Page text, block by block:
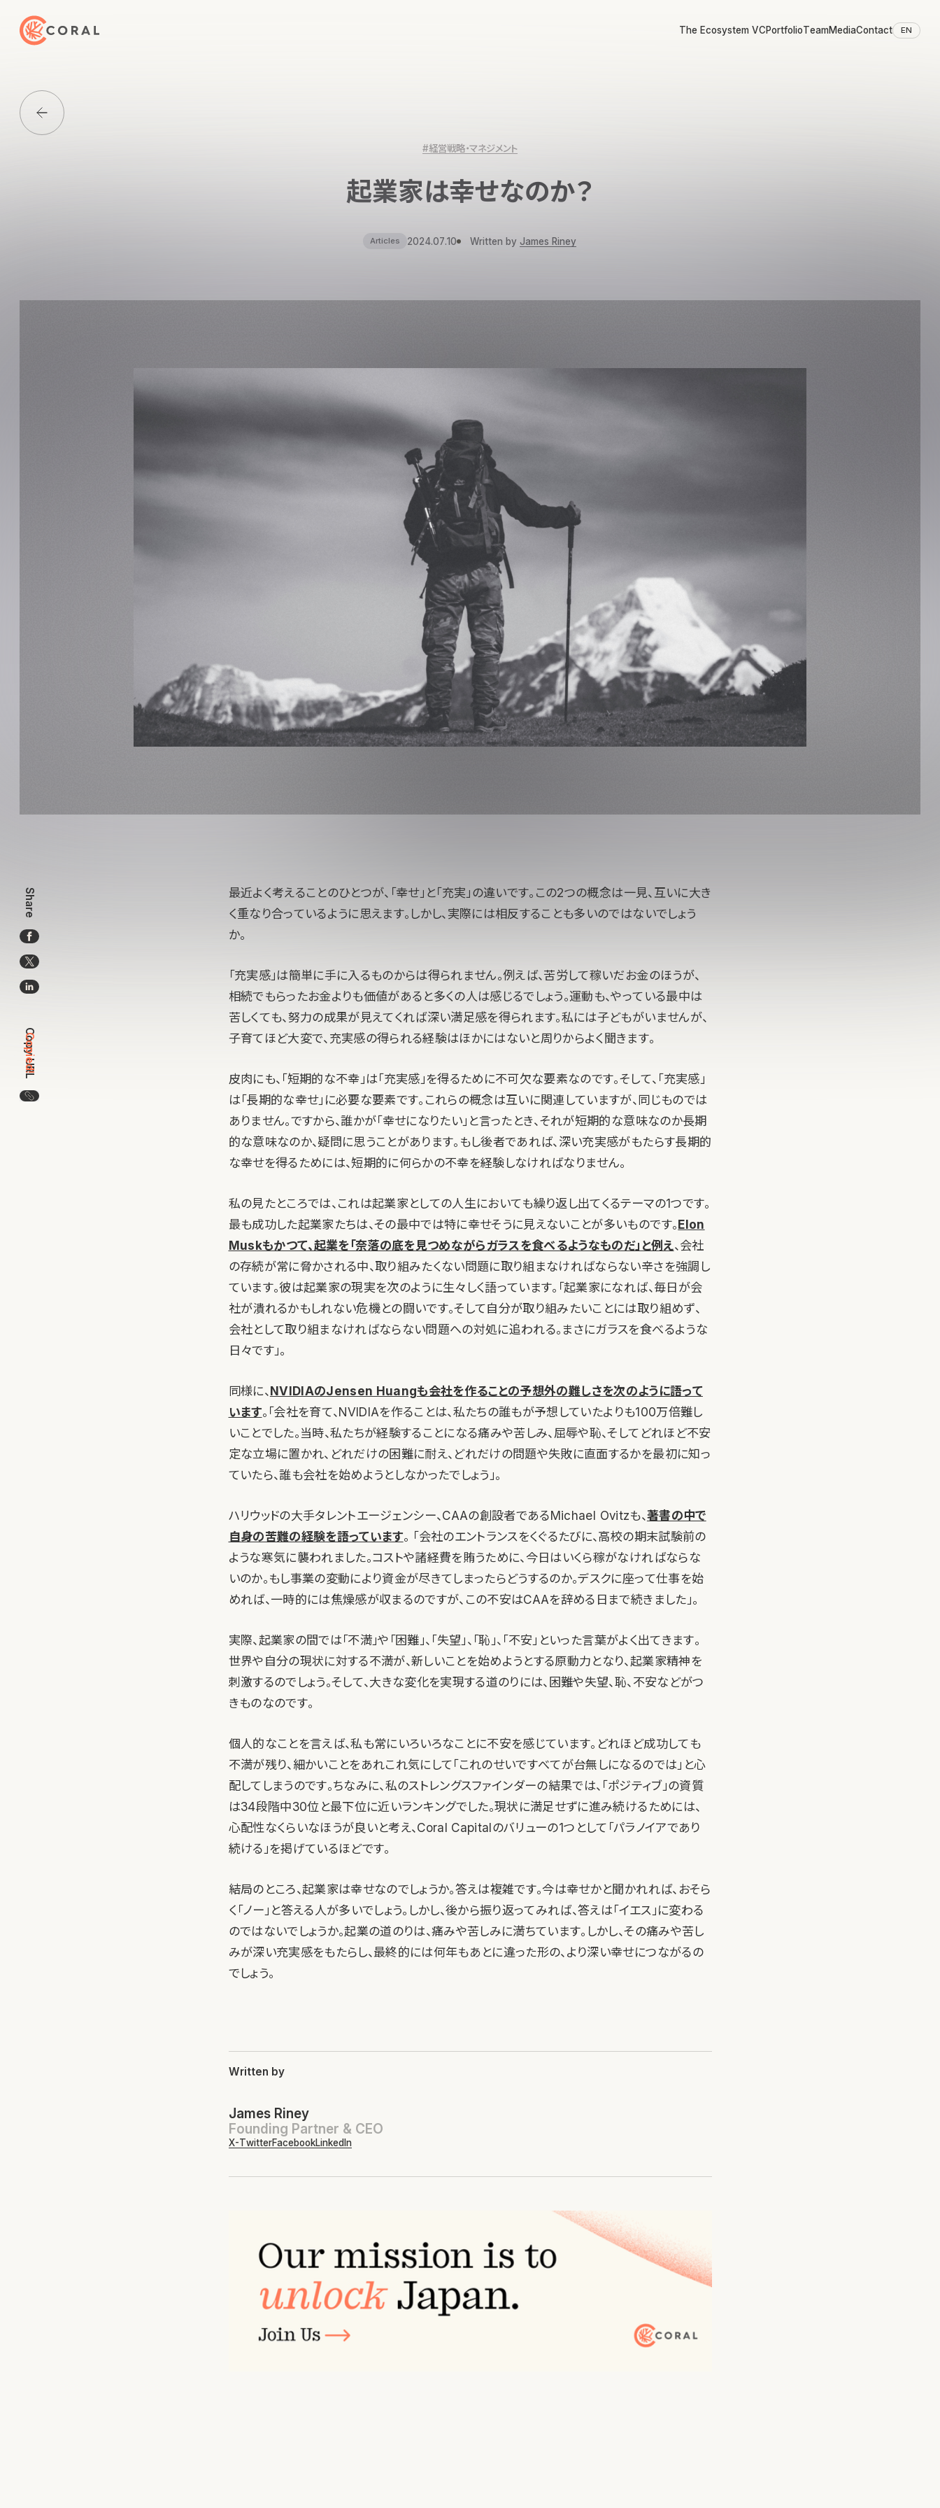
トップページへ戻る
The Ecosystem VCPortfolioTeamMediaContact EN
Media一覧に戻る
#経営戦略・マネジメント
起業家は幸せなのか？
Articles 2024.07.10 Written byJames Riney
Share
Copy URL
Copied!
この記事のURLをコピー
最近よく考えることのひとつが、「幸せ」と「充実」の違いです。この2つの概念は一見、互いに大き
く重なり合っているように思えます。しかし、実際には相反することも多いのではないでしょう
か。
「充実感」は簡単に手に入るものからは得られません。例えば、苦労して稼いだお金のほうが、
相続でもらったお金よりも価値があると多くの人は感じるでしょう。運動も、やっている最中は
苦しくても、努力の成果が見えてくれば深い満足感を得られます。私には子どもがいませんが、
子育てほど大変で、充実感の得られる経験はほかにはないと周りからよく聞きます。
皮肉にも、「短期的な不幸」は「充実感」を得るために不可欠な要素なのです。そして、「充実感」
は「長期的な幸せ」に必要な要素です。これらの概念は互いに関連していますが、同じものでは
ありません。ですから、誰かが「幸せになりたい」と言ったとき、それが短期的な意味なのか長期
的な意味なのか、疑問に思うことがあります。もし後者であれば、深い充実感がもたらす長期的
な幸せを得るためには、短期的に何らかの不幸を経験しなければなりません。
私の見たところでは、これは起業家としての人生においても繰り返し出てくるテーマの1つです。
最も成功した起業家たちは、その最中では特に幸せそうに見えないことが多いものです。Elon
Muskもかつて、起業を「奈落の底を見つめながらガラスを食べるようなものだ」と例え、会社
の存続が常に脅かされる中、取り組みたくない問題に取り組まなければならない辛さを強調し
ています。彼は起業家の現実を次のように生々しく語っています。「起業家になれば、毎日が会
社が潰れるかもしれない危機との闘いです。そして自分が取り組みたいことには取り組めず、
会社として取り組まなければならない問題への対処に追われる。まさにガラスを食べるような
日々です」。
同様に、NVIDIAのJensen Huangも会社を作ることの予想外の難しさを次のように語って
います。「会社を育て、NVIDIAを作ることは、私たちの誰もが予想していたよりも100万倍難し
いことでした。当時、私たちが経験することになる痛みや苦しみ、屈辱や恥、そしてどれほど不安
定な立場に置かれ、どれだけの困難に耐え、どれだけの問題や失敗に直面するかを最初に知っ
ていたら、誰も会社を始めようとしなかったでしょう」。
ハリウッドの大手タレントエージェンシー、CAAの創設者であるMichael Ovitzも、著書の中で
自身の苦難の経験を語っています。 「会社のエントランスをくぐるたびに、高校の期末試験前の
ような寒気に襲われました。コストや諸経費を賄うために、今日はいくら稼がなければならな
いのか。もし事業の変動により資金が尽きてしまったらどうするのか。デスクに座って仕事を始
めれば、一時的には焦燥感が収まるのですが、この不安はCAAを辞める日まで続きました」。
実際、起業家の間では「不満」や「困難」、「失望」、「恥」、「不安」といった言葉がよく出てきます。
世界や自分の現状に対する不満が、新しいことを始めようとする原動力となり、起業家精神を
刺激するのでしょう。そして、大きな変化を実現する道のりには、困難や失望、恥、不安などがつ
きものなのです。
個人的なことを言えば、私も常にいろいろなことに不安を感じています。どれほど成功しても
不満が残り、細かいことをあれこれ気にして「これのせいですべてが台無しになるのでは」と心
配してしまうのです。ちなみに、私のストレングスファインダーの結果では、「ポジティブ」の資質
は34段階中30位と最下位に近いランキングでした。現状に満足せずに進み続けるためには、
心配性なくらいなほうが良いと考え、Coral Capitalのバリューの1つとして「パラノイアであり
続ける」を掲げているほどです。
結局のところ、起業家は幸せなのでしょうか。答えは複雑です。今は幸せかと聞かれれば、おそら
く「ノー」と答える人が多いでしょう。しかし、後から振り返ってみれば、答えは「イエス」に変わる
のではないでしょうか。起業の道のりは、痛みや苦しみに満ちています。しかし、その痛みや苦し
みが深い充実感をもたらし、最終的には何年もあとに違った形の、より深い幸せにつながるの
でしょう。
Written by
James Riney
Founding Partner & CEO
X-TwitterFacebookLinkedIn